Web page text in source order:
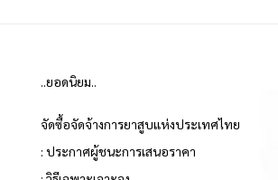
..ยอดนิยม..
จัดซื้อจัดจ้างการยาสูบแห่งประเทศไทย
: ประกาศผู้ชนะการเสนอราคา